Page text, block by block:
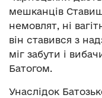
мешканців
немовлят, ні
він ставився з
міг забути і
Батогом.
Унаслідок